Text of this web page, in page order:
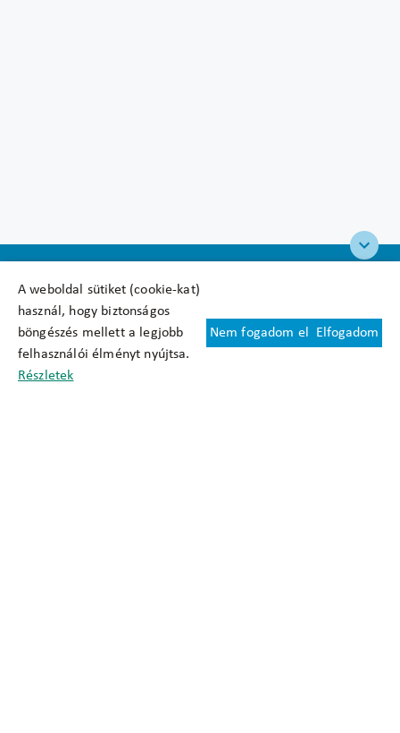
A weboldal sütiket (cookie-kat)
használ, hogy biztonságos
böngészés mellett a legjobb
felhasználói élményt nyújtsa.
Részletek
Nem fogadom el Elfogadom
Felhasználási feltételek